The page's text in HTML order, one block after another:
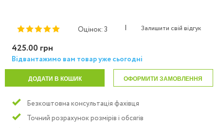
Оцінок: 3 | Залишити свій відгук
425.00 грн
Відвантажимо вам товар уже сьогодні
ДОДАТИ В КОШИК ОФОРМИТИ ЗАМОВЛЕННЯ
Безкоштовна консультація фахівця
Точний розрахунок розмірів і обсягів